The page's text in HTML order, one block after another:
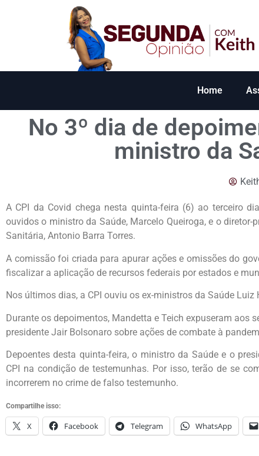
Home
No 3º dia de
ministro da
A CPI da Covid chega nesta quinta-feira (6) ao terceiro
ouvidos o ministro da Saúde, Marcelo Queiroga, e o
Sanitária, Antonio Barra Torres.
A comissão foi criada para apurar ações e omissões do
fiscalizar a aplicação de recursos federais por estados e
Nos últimos dias, a CPI ouviu os ex-ministros da Saúde Luiz
Durante os depoimentos, Mandetta e Teich expuseram aos
presidente Jair Bolsonaro sobre ações de combate à
Depoentes desta quinta-feira, o ministro da Saúde e o
CPI na condição de testemunhas. Por isso, terão de se
incorrerem no crime de falso testemunho.
Compartilhe isso:
X Facebook Telegram WhatsApp